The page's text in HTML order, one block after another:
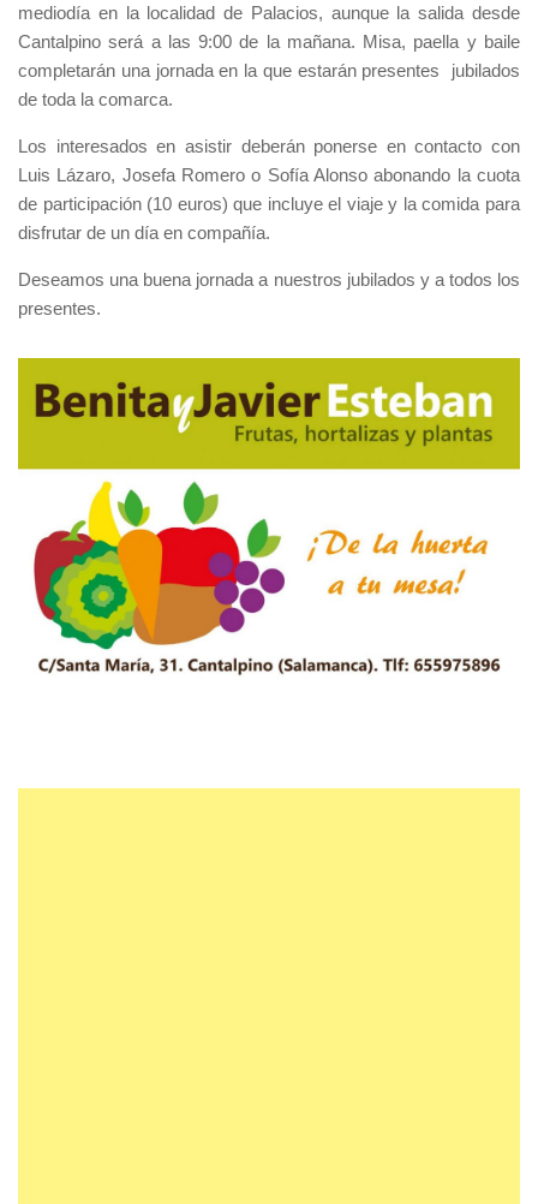
mediodía en la localidad de Palacios, aunque la salida desde
Cantalpino será a las 9:00 de la mañana. Misa, paella y baile
completarán una jornada en la que estarán presentes jubilados
de toda la comarca.
Los interesados en asistir deberán ponerse en contacto con
Luis Lázaro, Josefa Romero o Sofía Alonso abonando la cuota
de participación (10 euros) que incluye el viaje y la comida para
disfrutar de un día en compañía.
Deseamos una buena jornada a nuestros jubilados y a todos los
presentes.